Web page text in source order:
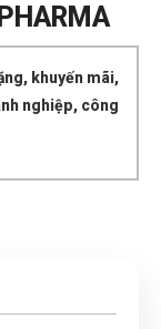
khuyến mãi,
nghiệp, công